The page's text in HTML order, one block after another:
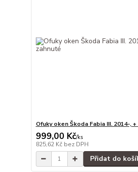
Ofuky oken Škoda Fabia III. 2014-,
999,00 Kč/ks
825,62 Kč bez DPH
Přidat do